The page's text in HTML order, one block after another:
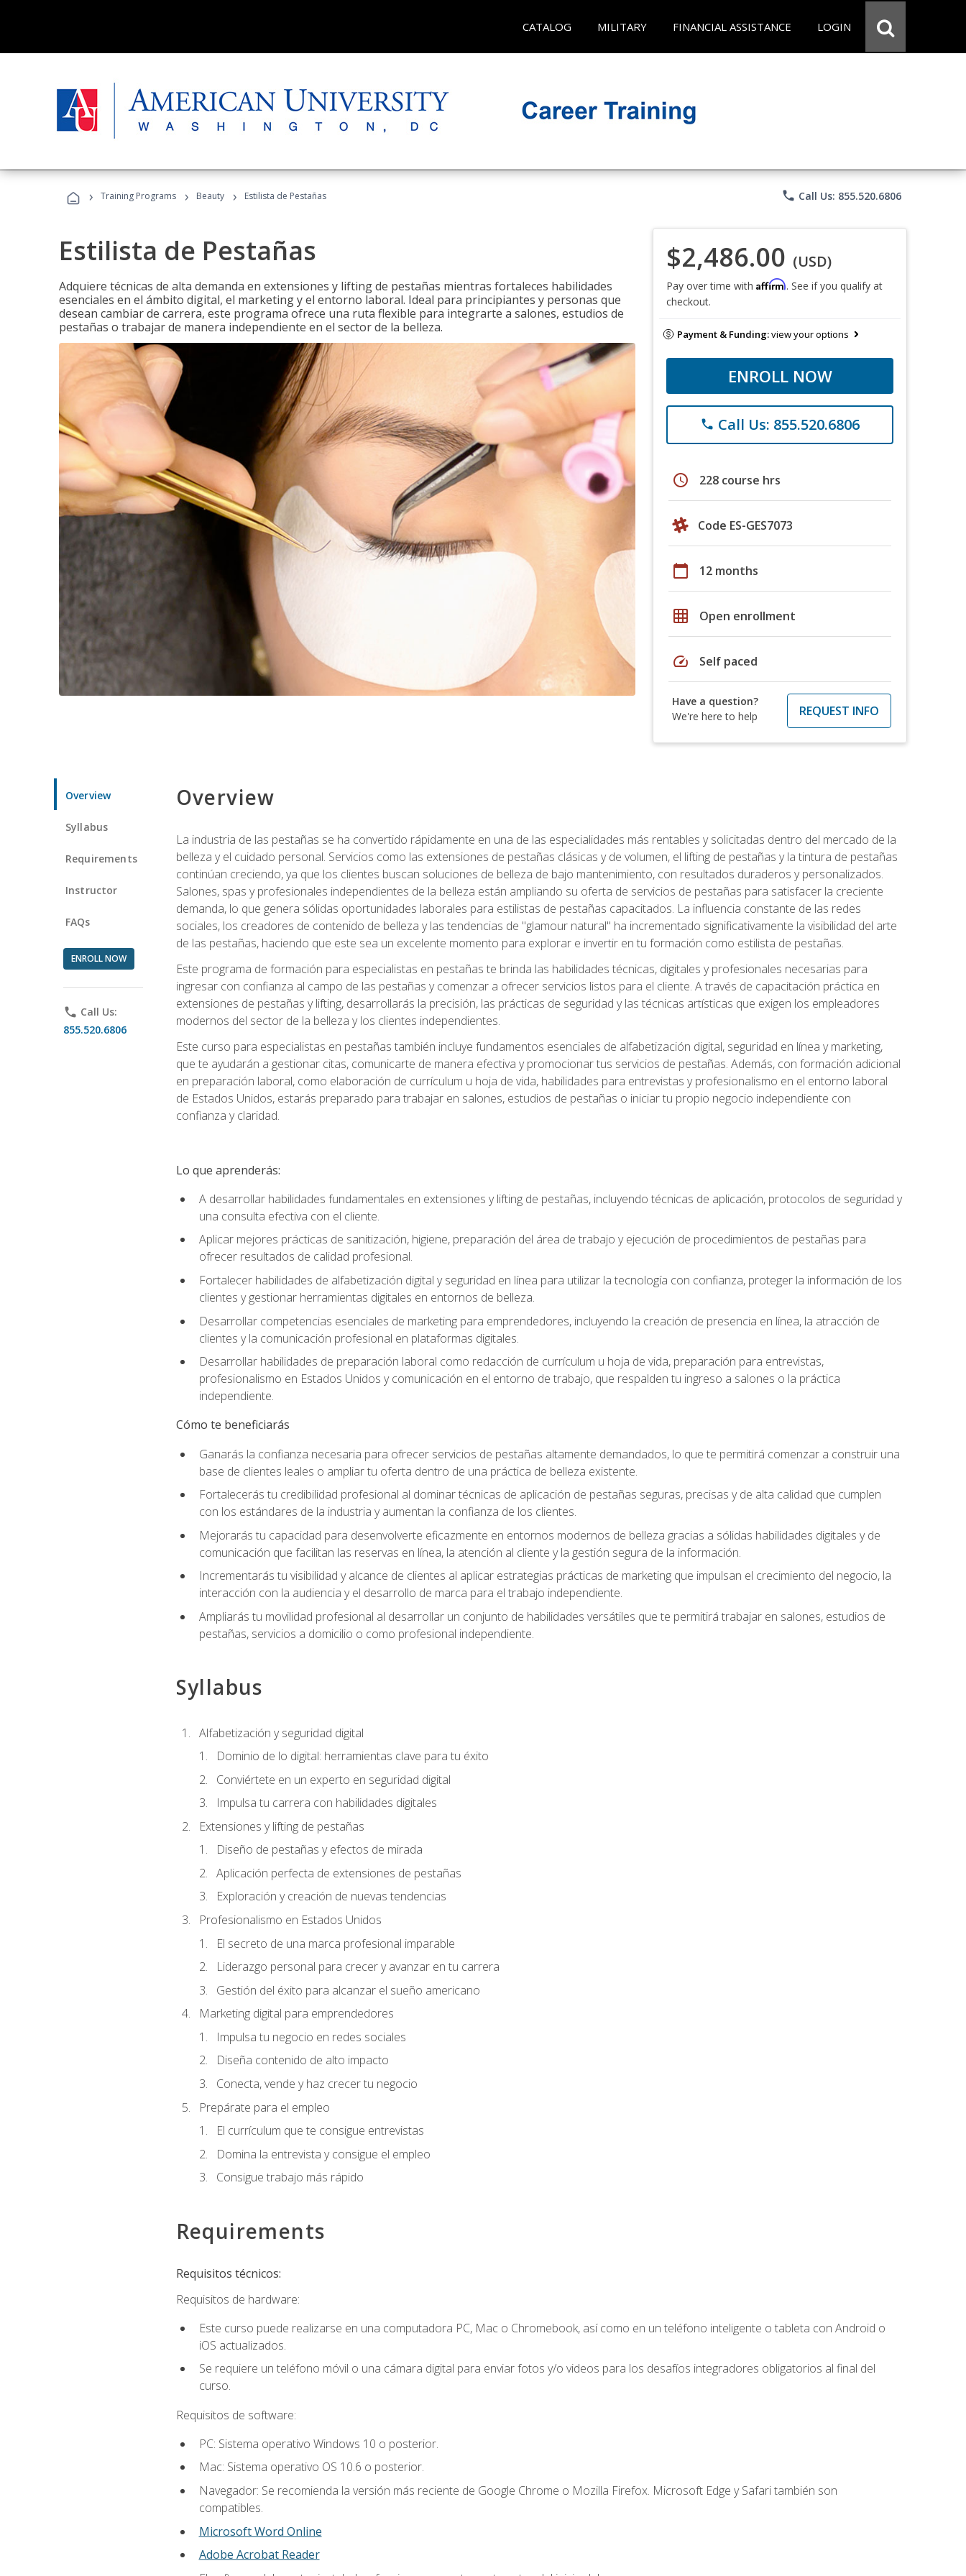
CATALOG MILITARY FINANCIAL ASSISTANCE LOGIN
› Training Programs › Beauty › Estilista de Pestañas phone Call Us: 855.520.6806
Estilista de Pestañas
Adquiere técnicas de alta demanda en extensiones y lifting de pestañas mientras fortaleces habilidades
esenciales en el ámbito digital, el marketing y el entorno laboral. Ideal para principiantes y personas que
desean cambiar de carrera, este programa ofrece una ruta flexible para integrarte a salones, estudios de
pestañas o trabajar de manera independiente en el sector de la belleza.
$2,486.00 (USD)
Pay over time with Affirm. See if you qualify at
checkout.
Payment & Funding:view your options
ENROLL NOW
phone Call Us: 855.520.6806
schedule 228 course hrs
Code ES-GES7073
calendar_today 12 months
grid_on Open enrollment
speed Self paced
Have a question?
We're here to help
REQUEST INFO
Overview
Syllabus
Requirements
Instructor
FAQs
ENROLL NOW
phone Call Us:
855.520.6806
Overview
La industria de las pestañas se ha convertido rápidamente en una de las especialidades más rentables y solicitadas dentro del mercado de la
belleza y el cuidado personal. Servicios como las extensiones de pestañas clásicas y de volumen, el lifting de pestañas y la tintura de pestañas
continúan creciendo, ya que los clientes buscan soluciones de belleza de bajo mantenimiento, con resultados duraderos y personalizados.
Salones, spas y profesionales independientes de la belleza están ampliando su oferta de servicios de pestañas para satisfacer la creciente
demanda, lo que genera sólidas oportunidades laborales para estilistas de pestañas capacitados. La influencia constante de las redes
sociales, los creadores de contenido de belleza y las tendencias de "glamour natural" ha incrementado significativamente la visibilidad del arte
de las pestañas, haciendo que este sea un excelente momento para explorar e invertir en tu formación como estilista de pestañas.
Este programa de formación para especialistas en pestañas te brinda las habilidades técnicas, digitales y profesionales necesarias para
ingresar con confianza al campo de las pestañas y comenzar a ofrecer servicios listos para el cliente. A través de capacitación práctica en
extensiones de pestañas y lifting, desarrollarás la precisión, las prácticas de seguridad y las técnicas artísticas que exigen los empleadores
modernos del sector de la belleza y los clientes independientes.
Este curso para especialistas en pestañas también incluye fundamentos esenciales de alfabetización digital, seguridad en línea y marketing,
que te ayudarán a gestionar citas, comunicarte de manera efectiva y promocionar tus servicios de pestañas. Además, con formación adicional
en preparación laboral, como elaboración de currículum u hoja de vida, habilidades para entrevistas y profesionalismo en el entorno laboral
de Estados Unidos, estarás preparado para trabajar en salones, estudios de pestañas o iniciar tu propio negocio independiente con
confianza y claridad.
Lo que aprenderás:
A desarrollar habilidades fundamentales en extensiones y lifting de pestañas, incluyendo técnicas de aplicación, protocolos de seguridad y
una consulta efectiva con el cliente.
Aplicar mejores prácticas de sanitización, higiene, preparación del área de trabajo y ejecución de procedimientos de pestañas para
ofrecer resultados de calidad profesional.
Fortalecer habilidades de alfabetización digital y seguridad en línea para utilizar la tecnología con confianza, proteger la información de los
clientes y gestionar herramientas digitales en entornos de belleza.
Desarrollar competencias esenciales de marketing para emprendedores, incluyendo la creación de presencia en línea, la atracción de
clientes y la comunicación profesional en plataformas digitales.
Desarrollar habilidades de preparación laboral como redacción de currículum u hoja de vida, preparación para entrevistas,
profesionalismo en Estados Unidos y comunicación en el entorno de trabajo, que respalden tu ingreso a salones o la práctica
independiente.
Cómo te beneficiarás
Ganarás la confianza necesaria para ofrecer servicios de pestañas altamente demandados, lo que te permitirá comenzar a construir una
base de clientes leales o ampliar tu oferta dentro de una práctica de belleza existente.
Fortalecerás tu credibilidad profesional al dominar técnicas de aplicación de pestañas seguras, precisas y de alta calidad que cumplen
con los estándares de la industria y aumentan la confianza de los clientes.
Mejorarás tu capacidad para desenvolverte eficazmente en entornos modernos de belleza gracias a sólidas habilidades digitales y de
comunicación que facilitan las reservas en línea, la atención al cliente y la gestión segura de la información.
Incrementarás tu visibilidad y alcance de clientes al aplicar estrategias prácticas de marketing que impulsan el crecimiento del negocio, la
interacción con la audiencia y el desarrollo de marca para el trabajo independiente.
Ampliarás tu movilidad profesional al desarrollar un conjunto de habilidades versátiles que te permitirá trabajar en salones, estudios de
pestañas, servicios a domicilio o como profesional independiente.
Syllabus
Alfabetización y seguridad digital
Dominio de lo digital: herramientas clave para tu éxito
Conviértete en un experto en seguridad digital
Impulsa tu carrera con habilidades digitales
Extensiones y lifting de pestañas
Diseño de pestañas y efectos de mirada
Aplicación perfecta de extensiones de pestañas
Exploración y creación de nuevas tendencias
Profesionalismo en Estados Unidos
El secreto de una marca profesional imparable
Liderazgo personal para crecer y avanzar en tu carrera
Gestión del éxito para alcanzar el sueño americano
Marketing digital para emprendedores
Impulsa tu negocio en redes sociales
Diseña contenido de alto impacto
Conecta, vende y haz crecer tu negocio
Prepárate para el empleo
El currículum que te consigue entrevistas
Domina la entrevista y consigue el empleo
Consigue trabajo más rápido
Requirements
Requisitos técnicos:
Requisitos de hardware:
Este curso puede realizarse en una computadora PC, Mac o Chromebook, así como en un teléfono inteligente o tableta con Android o
iOS actualizados.
Se requiere un teléfono móvil o una cámara digital para enviar fotos y/o videos para los desafíos integradores obligatorios al final del
curso.
Requisitos de software:
PC: Sistema operativo Windows 10 o posterior.
Mac: Sistema operativo OS 10.6 o posterior.
Navegador: Se recomienda la versión más reciente de Google Chrome o Mozilla Firefox. Microsoft Edge y Safari también son
compatibles.
Microsoft Word Online
Adobe Acrobat Reader